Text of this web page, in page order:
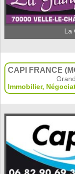
La
CAPI FRANCE
Immobilier,